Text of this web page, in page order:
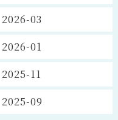
2026-03
2026-01
2025-11
2025-09